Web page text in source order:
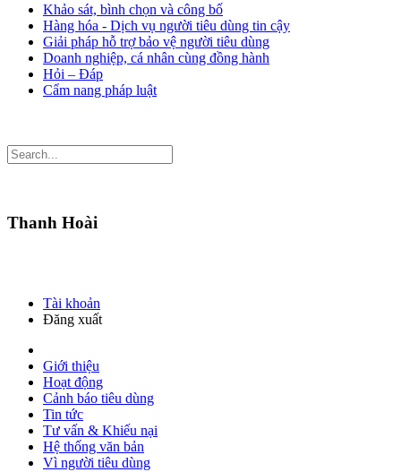
Khảo sát, bình chọn và công bố
Hàng hóa - Dịch vụ người tiêu dùng tin cậy
Giải pháp hỗ trợ bảo vệ người tiêu dùng
Doanh nghiệp, cá nhân cùng đồng hành
Hỏi – Đáp
Cẩm nang pháp luật
Thanh Hoài
Tài khoản
Đăng xuất
Giới thiệu
Hoạt động
Cảnh báo tiêu dùng
Tin tức
Tư vấn & Khiếu nại
Hệ thống văn bản
Vì người tiêu dùng